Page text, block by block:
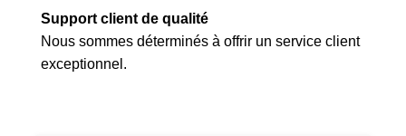
Support client de qualité
Nous sommes déterminés à offrir un service client
exceptionnel.